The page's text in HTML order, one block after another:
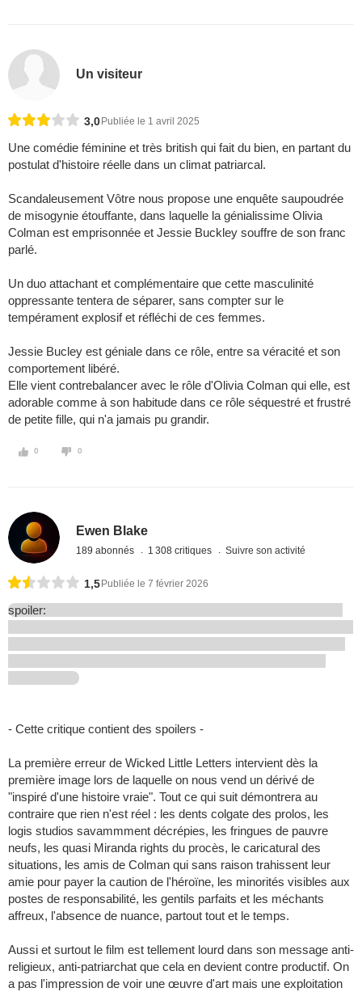
Un visiteur
3,0 Publiée le 1 avril 2025
Une comédie féminine et très british qui fait du bien, en partant du
postulat d'histoire réelle dans un climat patriarcal.
Scandaleusement Vôtre nous propose une enquête saupoudrée
de misogynie étouffante, dans laquelle la génialissime Olivia
Colman est emprisonnée et Jessie Buckley souffre de son franc
parlé.
Un duo attachant et complémentaire que cette masculinité
oppressante tentera de séparer, sans compter sur le
tempérament explosif et réfléchi de ces femmes.
Jessie Bucley est géniale dans ce rôle, entre sa véracité et son
comportement libéré.
Elle vient contrebalancer avec le rôle d'Olivia Colman qui elle, est
adorable comme à son habitude dans ce rôle séquestré et frustré
de petite fille, qui n'a jamais pu grandir.
0 0
Ewen Blake
189 abonnés 1 308 critiques Suivre son activité
1,5 Publiée le 7 février 2026
spoiler:
- Cette critique contient des spoilers -
La première erreur de Wicked Little Letters intervient dès la
première image lors de laquelle on nous vend un dérivé de
"inspiré d'une histoire vraie". Tout ce qui suit démontrera au
contraire que rien n'est réel : les dents colgate des prolos, les
logis studios savammment décrépies, les fringues de pauvre
neufs, les quasi Miranda rights du procès, le caricatural des
situations, les amis de Colman qui sans raison trahissent leur
amie pour payer la caution de l'héroïne, les minorités visibles aux
postes de responsabilité, les gentils parfaits et les méchants
affreux, l'absence de nuance, partout tout et le temps.
Aussi et surtout le film est tellement lourd dans son message anti-
religieux, anti-patriarchat que cela en devient contre productif. On
a pas l'impression de voir une œuvre d'art mais une exploitation